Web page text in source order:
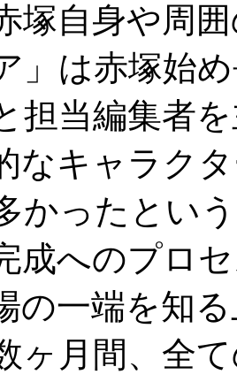
塚自身や周
」は赤塚始
担当編集者
なキャラク
かったとい
成へのプロ
の一端を知
ヶ月間、全